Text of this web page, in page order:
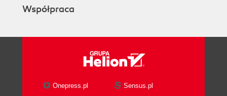
Współpraca
Onepress.pl
Sensus.pl